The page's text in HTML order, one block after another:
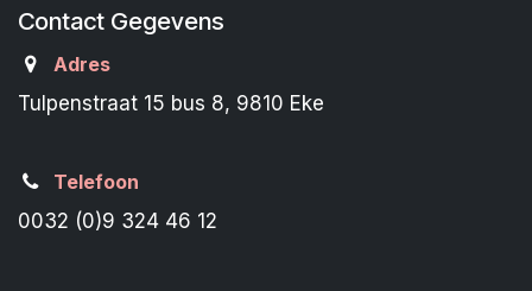
Contact Gegevens
Adres
Tulpenstraat 15 bus 8, 9810 Eke
Telefoon
0032 (0)9 324 46 12